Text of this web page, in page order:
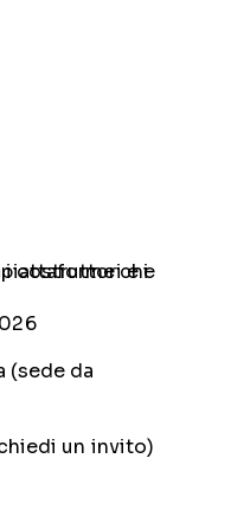
(sede da
un invito)